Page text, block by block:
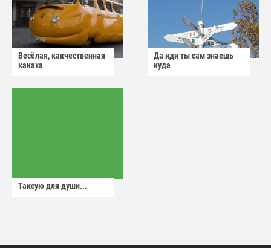
Весёлая, какчественная
какаха
Да иди ты сам знаешь
куда
Таксую для души...